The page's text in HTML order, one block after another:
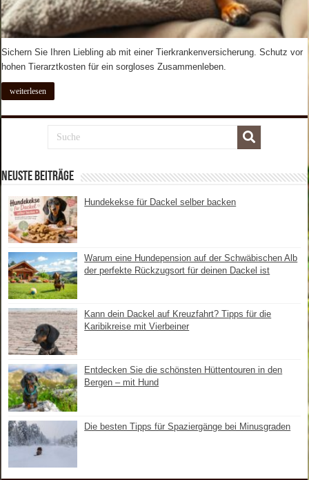
Sichern Sie Ihren Liebling ab mit einer Tierkrankenversicherung. Schutz vor
hohen Tierarztkosten für ein sorgloses Zusammenleben.
weiterlesen
Neuste Beiträge
Hundekekse für Dackel selber backen
Warum eine Hundepension auf der Schwäbischen Alb
der perfekte Rückzugsort für deinen Dackel ist
Kann dein Dackel auf Kreuzfahrt? Tipps für die
Karibikreise mit Vierbeiner
Entdecken Sie die schönsten Hüttentouren in den
Bergen – mit Hund
Die besten Tipps für Spaziergänge bei Minusgraden